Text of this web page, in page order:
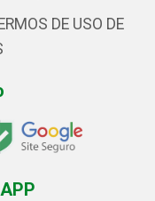
DE USO DE